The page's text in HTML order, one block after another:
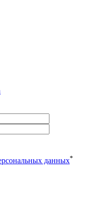
данных*